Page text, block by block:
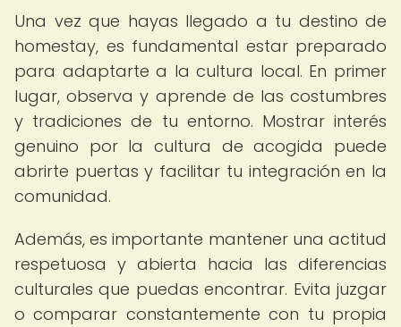
Una vez que hayas llegado a tu destino de
homestay, es fundamental estar preparado
para adaptarte a la cultura local. En primer
lugar, observa y aprende de las costumbres
y tradiciones de tu entorno. Mostrar interés
genuino por la cultura de acogida puede
abrirte puertas y facilitar tu integración en la
comunidad.
Además, es importante mantener una actitud
respetuosa y abierta hacia las diferencias
culturales que puedas encontrar. Evita juzgar
o comparar constantemente con tu propia